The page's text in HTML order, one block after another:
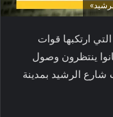
ارتكبها قوات
ينتظرون وصول
الرشيد بمدينة